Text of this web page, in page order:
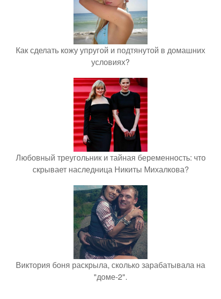
Как сделать кожу упругой и подтянутой в домашних
условиях?
Любовный треугольник и тайная беременность: что
скрывает наследница Никиты Михалкова?
Виктория боня раскрыла, сколько зарабатывала на
"доме-2".